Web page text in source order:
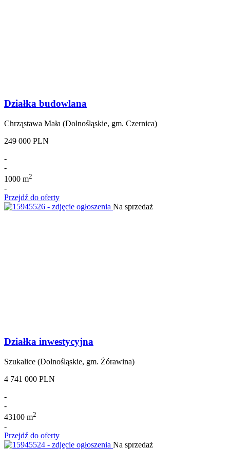
Działka budowlana
Chrząstawa Mała (Dolnośląskie, gm. Czernica)
249 000 PLN
-
-
1000 m2
-
Przejdź do oferty
Na sprzedaż
Działka inwestycyjna
Szukalice (Dolnośląskie, gm. Żórawina)
4 741 000 PLN
-
-
43100 m2
-
Przejdź do oferty
Na sprzedaż